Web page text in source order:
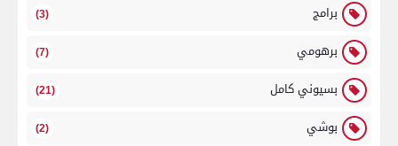
برامج (3)
برهومي (7)
بسيوني كامل (21)
بوشي (2)